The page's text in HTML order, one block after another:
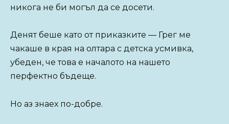
никога не би могъл да се досети.
Денят беше като от приказките — Грег ме
чакаше в края на олтара с детска усмивка,
убеден, че това е началото на нашето
перфектно бъдеще.
Но аз знаех по-добре.